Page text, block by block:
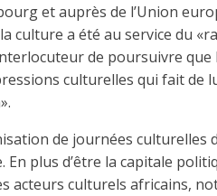
et auprès de l’Union
culture a été au service du
de poursuivre que
culturelles qui fait de
de journées culturelles
En plus d’être la capitale
acteurs culturels africains,